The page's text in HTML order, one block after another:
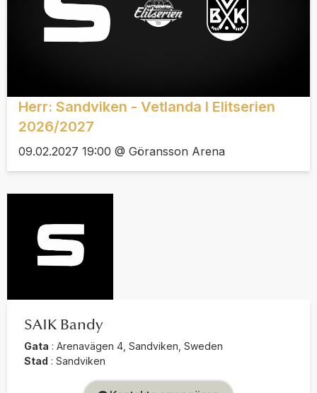
Herr: Sandviken - Vetlanda I Elitserien
2026/2027
09.02.2027 19:00 @ Göransson Arena
SAIK Bandy
Gata : Arenavägen 4, Sandviken, Sweden
Stad : Sandviken